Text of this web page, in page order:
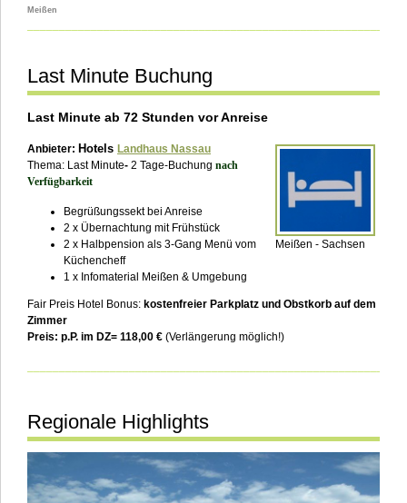
Meißen
Last Minute Buchung
Last Minute ab 72 Stunden vor Anreise
Meißen - Sachsen
Anbieter: Hotels Landhaus Nassau
Thema: Last Minute- 2 Tage-Buchung nach
Verfügbarkeit
Begrüßungssekt bei Anreise
2 x Übernachtung mit Frühstück
2 x Halbpension als 3-Gang Menü vom
Küchencheff
1 x Infomaterial Meißen & Umgebung
Fair Preis Hotel Bonus: kostenfreier Parkplatz und Obstkorb auf dem
Zimmer
Preis: p.P. im DZ= 118,00 € (Verlängerung möglich!)
Regionale Highlights